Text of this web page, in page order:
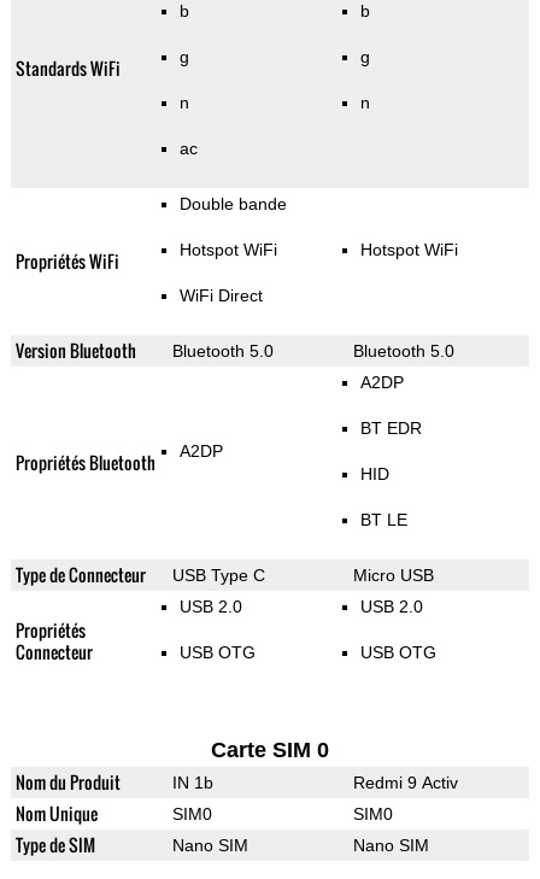
Standards WiFi
b
g
n
ac
b
g
n
Propriétés WiFi
Double bande
Hotspot WiFi
WiFi Direct
Hotspot WiFi
Version Bluetooth Bluetooth 5.0 Bluetooth 5.0
Propriétés Bluetooth A2DP
A2DP
BT EDR
HID
BT LE
Type de Connecteur USB Type C Micro USB
Propriétés
Connecteur
USB 2.0
USB OTG
USB 2.0
USB OTG
Carte SIM 0
Nom du Produit IN 1b Redmi 9 Activ
Nom Unique SIM0 SIM0
Type de SIM Nano SIM Nano SIM